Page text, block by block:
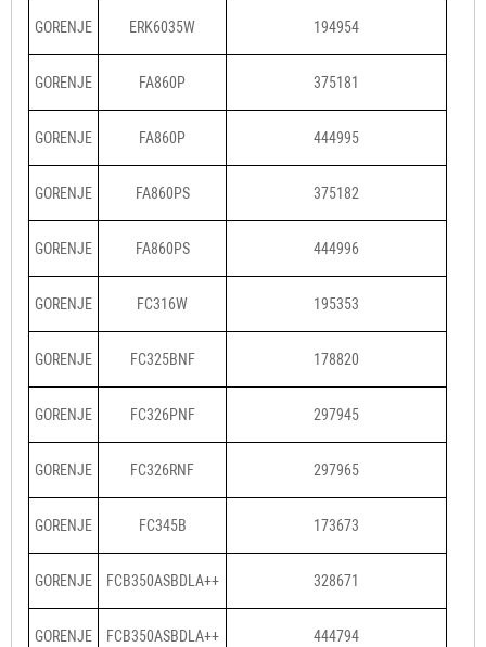
GORENJE ERK6035W 194954
GORENJE FA860P 375181
GORENJE FA860P 444995
GORENJE FA860PS 375182
GORENJE FA860PS 444996
GORENJE FC316W 195353
GORENJE FC325BNF 178820
GORENJE FC326PNF 297945
GORENJE FC326RNF 297965
GORENJE FC345B 173673
GORENJE FCB350ASBDLA++ 328671
GORENJE FCB350ASBDLA++ 444794